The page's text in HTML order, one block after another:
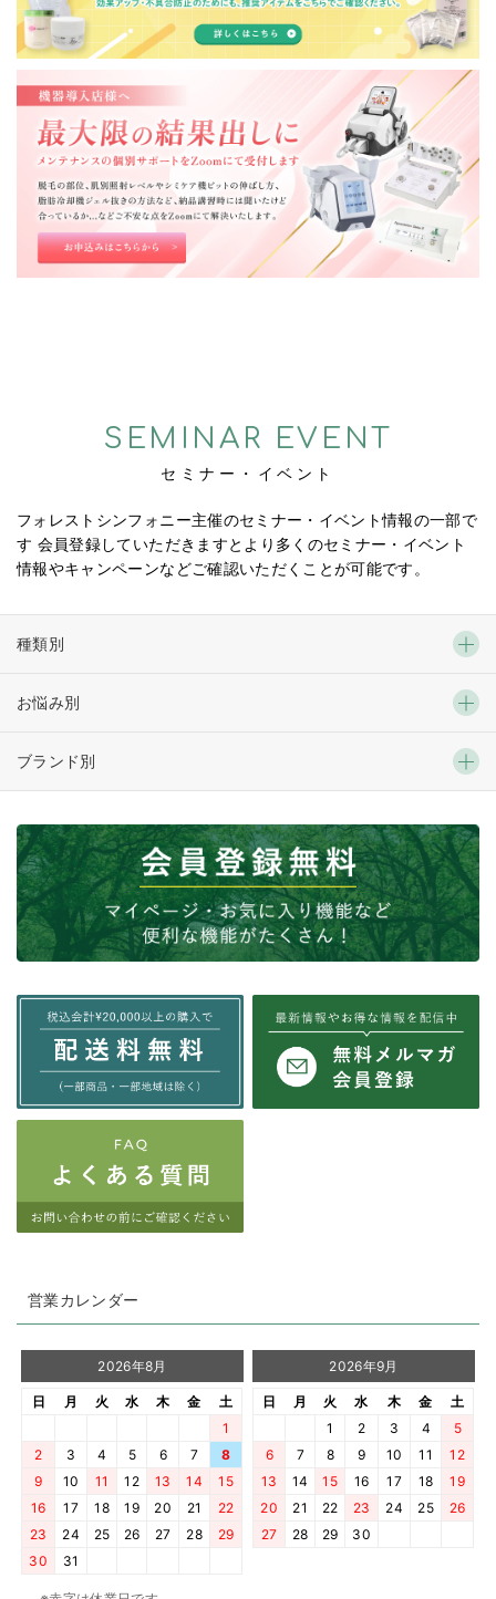
SEMINAR EVENT
セミナー・イベント
フォレストシンフォニー主催のセミナー・イベント情報の一部で
す 会員登録していただきますとより多くのセミナー・イベント
情報やキャンペーンなどご確認いただくことが可能です。
種類別
お悩み別
ブランド別
営業カレンダー
2026年8月
日 月 火 水 木 金
土
1
2
3 4 5 6 7
8
9
10 11 12 13 14
15
16
17 18 19 20 21
22
23
24 25 26 27 28
29
30
31
2026年9月
日 月 火 水 木 金
土
1
2 3 4
5
6
7 8 9 10 11
12
13
14 15 16 17 18
19
20
21 22 23 24 25
26
27
28 29 30